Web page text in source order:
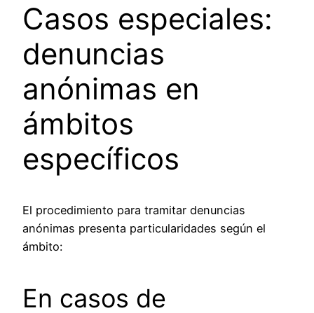
Casos especiales:
denuncias
anónimas en
ámbitos
específicos
El procedimiento para tramitar denuncias
anónimas presenta particularidades según el
ámbito:
En casos de